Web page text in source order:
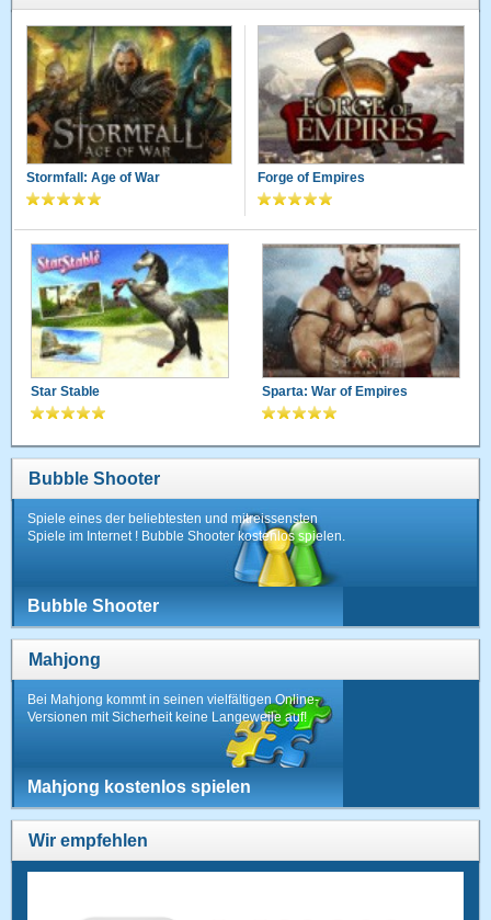
Stormfall: Age of War Forge of Empires
Star Stable Sparta: War of Empires
Bubble Shooter
Spiele eines der beliebtesten und mitreissensten
Spiele im Internet ! Bubble Shooter kostenlos spielen.
Bubble Shooter
Mahjong
Bei Mahjong kommt in seinen vielfältigen Online-
Versionen mit Sicherheit keine Langeweile auf!
Mahjong kostenlos spielen
Wir empfehlen